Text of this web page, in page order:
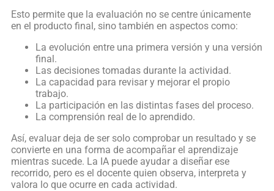
Esto permite que la evaluación no se centre únicamente
en el producto final, sino también en aspectos como:
La evolución entre una primera versión y una versión
final.
Las decisiones tomadas durante la actividad.
La capacidad para revisar y mejorar el propio
trabajo.
La participación en las distintas fases del proceso.
La comprensión real de lo aprendido.
Así, evaluar deja de ser solo comprobar un resultado y se
convierte en una forma de acompañar el aprendizaje
mientras sucede. La IA puede ayudar a diseñar ese
recorrido, pero es el docente quien observa, interpreta y
valora lo que ocurre en cada actividad.